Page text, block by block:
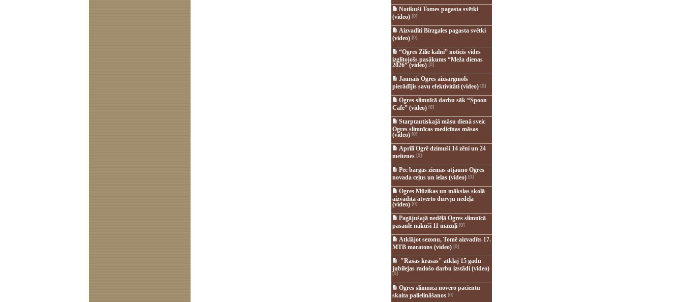
Notikuši Tomes pagasta svētki
(video)[0]
Aizvadīti Birzgales pagasta svētki
(video)[0]
“Ogres Zilie kalni” noticis vides
izglītojošs pasākums “Meža dienas
2026” (video)[0]
Jaunais Ogres aizsargmols
pierādījis savu efektivitāti (video)[0]
Ogres slimnīcā darbu sāk “Spoon
Cafe” (video)[0]
Starptautiskajā māsu dienā sveic
Ogres slimnīcas medicīnas māsas
(video)[0]
Aprīlī Ogrē dzimuši 14 zēni un 24
meitenes [0]
Pēc bargās ziemas atjauno Ogres
novada ceļus un ielas (video)[0]
Ogres Mūzikas un mākslas skolā
aizvadīta atvērto durvju nedēļa
(video)[0]
Pagājušajā nedēļā Ogres slimnīcā
pasaulē nākuši 11 mazuļi[0]
Atklājot sezonu, Tomē aizvadīts 17.
MTB maratons (video)[0]
"Rasas krāsas" atklāj 15 gadu
jubilejas radošo darbu izstādi (video)
[0]
Ogres slimnīca novēro pacientu
skaita palielināšanos [0]